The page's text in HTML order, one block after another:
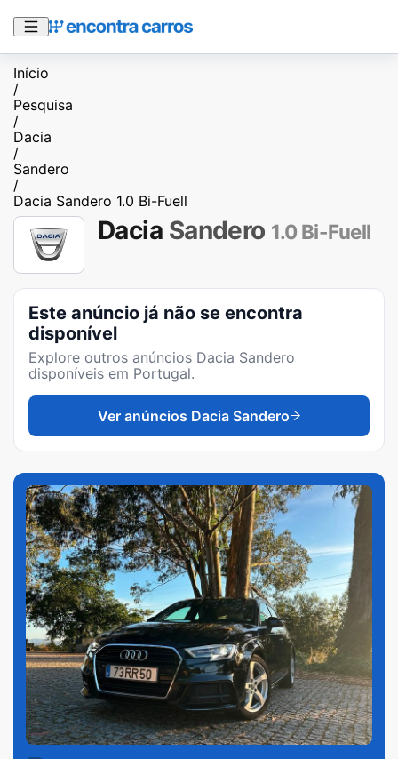
Início
/
Pesquisa
/
Dacia
/
Sandero
/
Dacia Sandero 1.0 Bi-Fuell
Dacia Sandero 1.0 Bi-Fuell
Este anúncio já não se encontra
disponível
Explore outros anúncios Dacia Sandero
disponíveis em Portugal.
Ver anúncios Dacia Sandero